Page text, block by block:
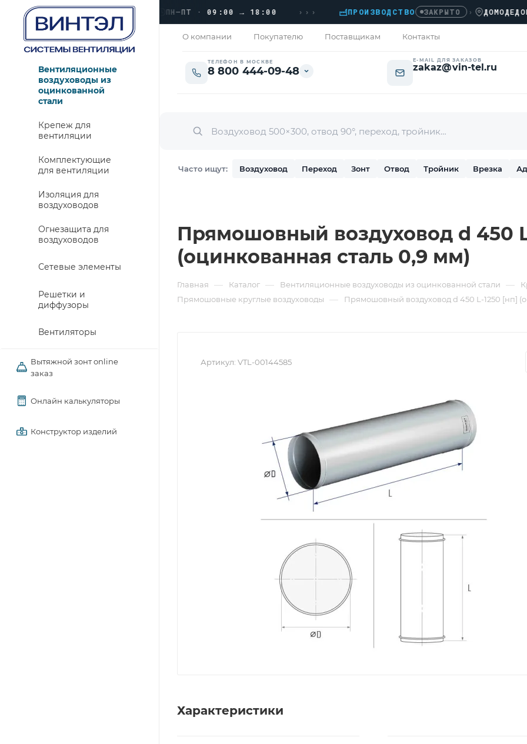
ЛЮБЕРЦЫ, УЛ. КРАСНАЯ 1› ПН–ПТ · 09:00 → 18:00 ПРОИЗВОДСТВО ЗАКРЫТО ›
О компании Покупателю Поставщикам Контакты
ТЕЛЕФОН В МОСКВЕ
8 800 444-09-48
E-MAIL ДЛЯ ЗАКАЗОВ
zakaz@vin-tel.ru
Часто ищут: Воздуховод Переход Зонт Отвод Тройник Врезка
Вентиляционные
воздуховоды из
оцинкованной
стали
Крепеж для
вентиляции
Комплектующие
для вентиляции
Изоляция для
воздуховодов
Огнезащита для
воздуховодов
Сетевые элементы
Решетки и
диффузоры
Вентиляторы
Вытяжной зонт online
заказ
Онлайн калькуляторы
Конструктор изделий
Прямошовный воздуховод d 450
(оцинкованная сталь 0,9 мм)
Главная — Каталог — Вентиляционные воздуховоды из оцинкованной стали —
Прямошовные круглые воздуховоды
— Прямошовный воздуховод d 450 L-1250 [нп]
Артикул: VTL-00144585
Характеристики